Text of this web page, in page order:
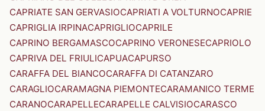
CAPRIATE SAN GERVASIOCAPRIATI A VOLTURNOCAPRIE
CAPRIGLIA IRPINACAPRIGLIOCAPRILE
CAPRINO BERGAMASCOCAPRINO VERONESECAPRIOLO
CAPRIVA DEL FRIULICAPUACAPURSO
CARAFFA DEL BIANCOCARAFFA DI CATANZARO
CARAGLIOCARAMAGNA PIEMONTECARAMANICO TERME
CARANOCARAPELLECARAPELLE CALVISIOCARASCO